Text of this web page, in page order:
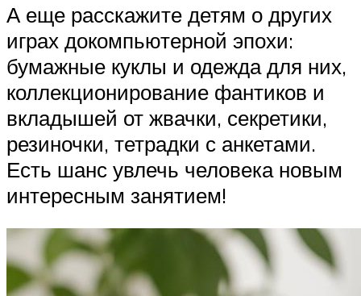
А еще расскажите детям о других
играх докомпьютерной эпохи:
бумажные куклы и одежда для них,
коллекционирование фантиков и
вкладышей от жвачки, секретики,
резиночки, тетрадки с анкетами.
Есть шанс увлечь человека новым
интересным занятием!